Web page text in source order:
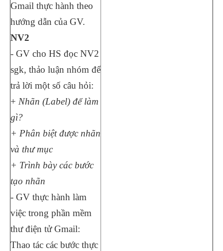
Gmail thực hành theo
hướng dẫn của GV.
NV2
- GV cho HS đọc NV2
sgk, thảo luận nhóm để
trả lời một số câu hỏi:
+ Nhãn (Label) để làm
gì?
+ Phân biệt được nhãn
và thư mục
+ Trình bày các bước
tạo nhãn
- GV thực hành làm
việc trong phần mềm
thư điện tử Gmail:
Thao tác các bước thực